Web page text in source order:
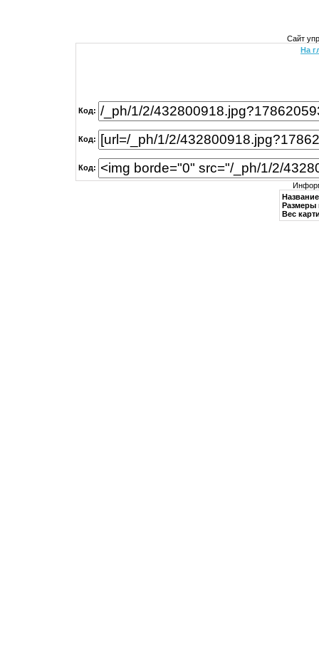
Сайт
На
Код:
Код:
Код:
Размеры
Вес